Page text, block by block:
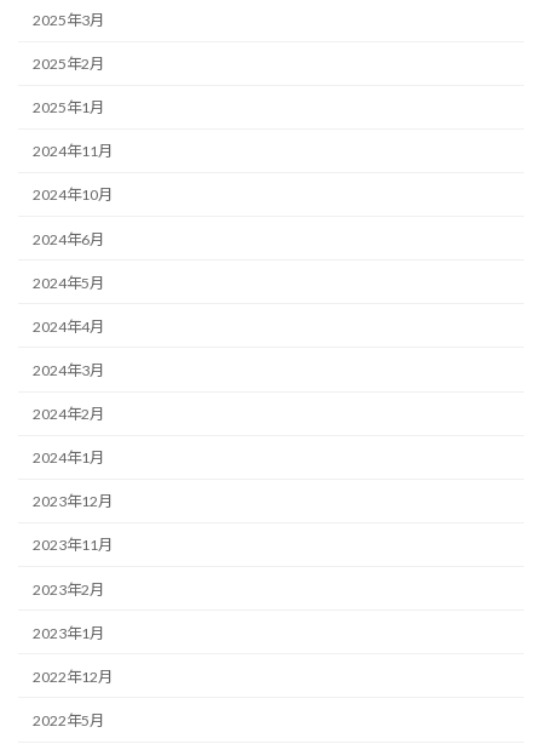
2025年3月
2025年2月
2025年1月
2024年11月
2024年10月
2024年6月
2024年5月
2024年4月
2024年3月
2024年2月
2024年1月
2023年12月
2023年11月
2023年2月
2023年1月
2022年12月
2022年5月